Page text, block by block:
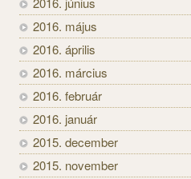
2016. május
2016. április
2016. március
2016. február
2016. január
2015. december
2015. november